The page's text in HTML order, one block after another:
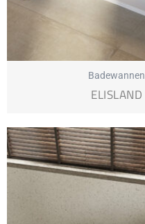
Badewannen
ELISLAND